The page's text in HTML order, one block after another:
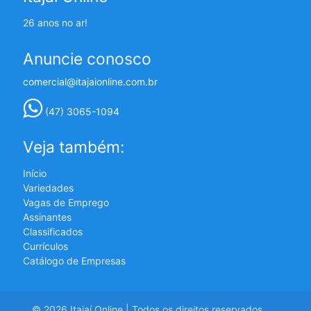
26 anos no ar!
Anuncie conosco
comercial@itajaionline.com.br
(47) 3065-1094
Veja também:
Início
Variedades
Vagas de Emprego
Assinantes
Classificados
Currículos
Catálogo de Empresas